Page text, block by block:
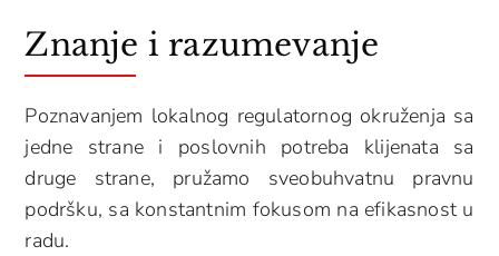
Znanje i razumevanje
Poznavanjem lokalnog regulatornog okruženja sa
jedne strane i poslovnih potreba klijenata sa
druge strane, pružamo sveobuhvatnu pravnu
podršku, sa konstantnim fokusom na efikasnost u
radu.